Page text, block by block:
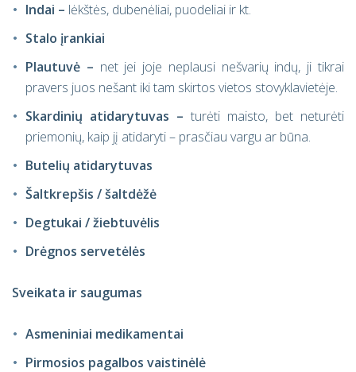
Indai – lėkštės, dubenėliai, puodeliai ir kt.
Stalo įrankiai
Plautuvė – net jei joje neplausi nešvarių indų, ji tikrai
pravers juos nešant iki tam skirtos vietos stovyklavietėje.
Skardinių atidarytuvas – turėti maisto, bet neturėti
priemonių, kaip jį atidaryti – prasčiau vargu ar būna.
Butelių atidarytuvas
Šaltkrepšis / šaltdėžė
Degtukai / žiebtuvėlis
Drėgnos servetėlės
Sveikata ir saugumas
Asmeniniai medikamentai
Pirmosios pagalbos vaistinėlė